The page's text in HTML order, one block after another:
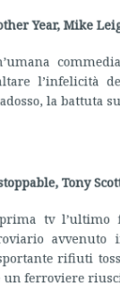
l’infelicità
la battuta
un ferroviere